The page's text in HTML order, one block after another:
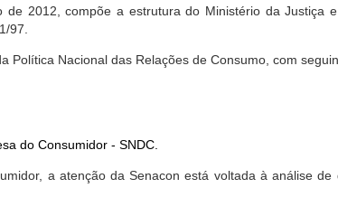
2012, compõe a estrutura do Ministério da Justiça
97.
Nacional das Relações de Consumo, com
do Consumidor - SNDC.
a atenção da Senacon está voltada à análise de